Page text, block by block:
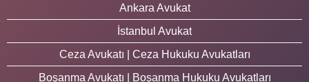
Ankara Avukat
İstanbul Avukat
Ceza Avukatı | Ceza Hukuku Avukatları
Boşanma Avukatı | Boşanma Hukuku Avukatları